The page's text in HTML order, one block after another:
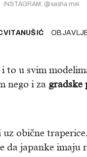
INSTAGRAM: @sasha.mei
i to u svim
nego i za gradske
obične traperice,
da japanke imaju